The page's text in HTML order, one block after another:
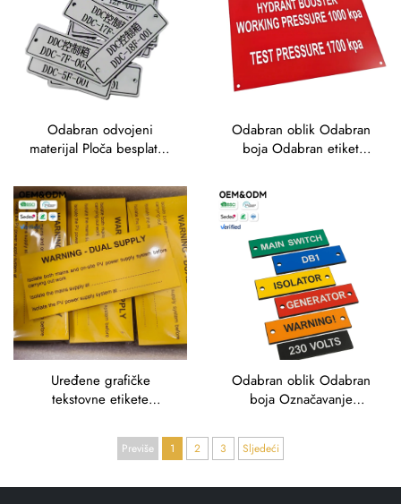
Odabran odvojeni
materijal Ploča besplatna
za oznake graviranje znak
Trafolit materijal
Odabran oblik Odabran
boja Odabran etiket
za materijal Ime ploča
Označavanje Odabran
Uređene grafičke
tekstovne etikete
Hitno naručivanje za
trafolit
Odabran oblik Odabran
boja Označavanje
popust za Traffolyte
Online korištenje
Previše 1 2 3 Sljedeći